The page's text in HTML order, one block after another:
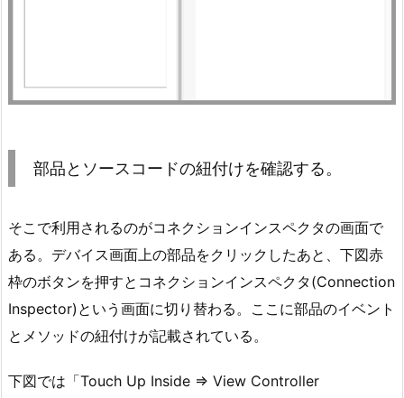
部品とソースコードの紐付けを確認する。
そこで利用されるのがコネクションインスペクタの画面で
ある。デバイス画面上の部品をクリックしたあと、下図赤
枠のボタンを押すとコネクションインスペクタ(Connection
Inspector)という画面に切り替わる。ここに部品のイベント
とメソッドの紐付けが記載されている。
下図では「Touch Up Inside ⇒ View Controller